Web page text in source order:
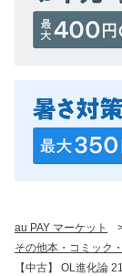
au PAY マーケット
その他本・コミック
【中古】 OL進化論